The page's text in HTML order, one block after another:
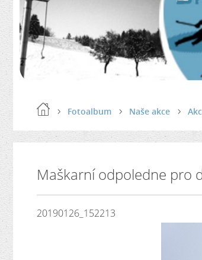
Fotoalbum Naše akce
Maškarní odpoledne pro
20190126_152213